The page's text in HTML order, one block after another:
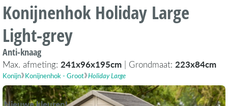
Konijnenhok Holiday Large
Light-grey
Anti-knaag
Max. afmeting: 241x96x195cm | Grondmaat: 223x84cm
Konijn Konijnenhok - Groot Holiday Large